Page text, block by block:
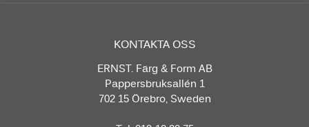
KONTAKTA OSS
ERNST. Färg & Form AB
Pappersbruksallén 1
702 15 Örebro, Sweden